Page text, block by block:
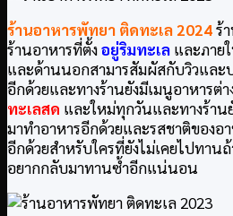
ร้านอาหารพัทยา ติดทะเล2024ร้
ร้านอาหารที่ตั้งอยู่ริมทะเล และภาย
และด้านนอกสามารสัมผัสกับวิวและ
อีกด้วยและทางร้านยังมีเมนูอาหารต่
ทะเลสด และใหม่ทุกวันและทางร้าน
มาทำอาหารอีกด้วยและรสชาติของอ
อีกด้วยสำหรับใครที่ยังไม่เคยไปทาน
อยากกลับมาทานซ้ำอีกแน่นอน